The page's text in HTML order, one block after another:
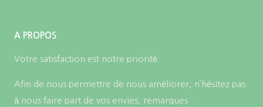
A PROPOS
Votre satisfaction est notre priorité.
Afin de nous permettre de nous améliorer, n’hésitez pas
à nous faire part de vos envies, remarques …